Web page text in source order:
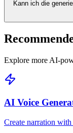
Kann ich die
Explore more AI-
AI Voice
Create narration